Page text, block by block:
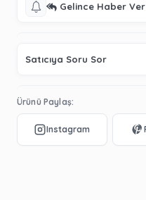
Gelince Haber Ver
Satıcıya Soru Sor
Ürünü Paylaş: